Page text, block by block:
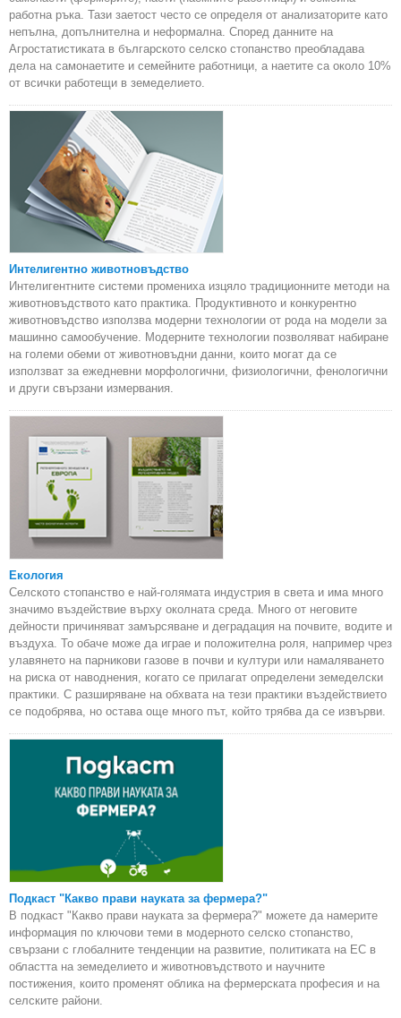
работна ръка. Тази заетост често се определя от анализаторите като
непълна, допълнителна и неформална. Според данните на
Агростатистиката в българското селско стопанство преобладава
дела на самонаетите и семейните работници, а наетите са около 10%
от всички работещи в земеделието.
Интелигентно животновъдство
Интелигентните системи промениха изцяло традиционните методи на
животновъдството като практика. Продуктивното и конкурентно
животновъдство използва модерни технологии от рода на модели за
машинно самообучение. Модерните технологии позволяват набиране
на големи обеми от животновъдни данни, които могат да се
използват за ежедневни морфологични, физиологични, фенологични
и други свързани измервания.
Екология
Селското стопанство е най-голямата индустрия в света и има много
значимо въздействие върху околната среда. Много от неговите
дейности причиняват замърсяване и деградация на почвите, водите и
въздуха. То обаче може да играе и положителна роля, например чрез
улавянето на парникови газове в почви и култури или намаляването
на риска от наводнения, когато се прилагат определени земеделски
практики. С разширяване на обхвата на тези практики въздействието
се подобрява, но остава още много път, който трябва да се извърви.
Подкаст "Какво прави науката за фермера?"
В подкаст "Какво прави науката за фермера?" можете да намерите
информация по ключови теми в модерното селско стопанство,
свързани с глобалните тенденции на развитие, политиката на ЕС в
областта на земеделието и животновъдството и научните
постижения, които променят облика на фермерската професия и на
селските райони.